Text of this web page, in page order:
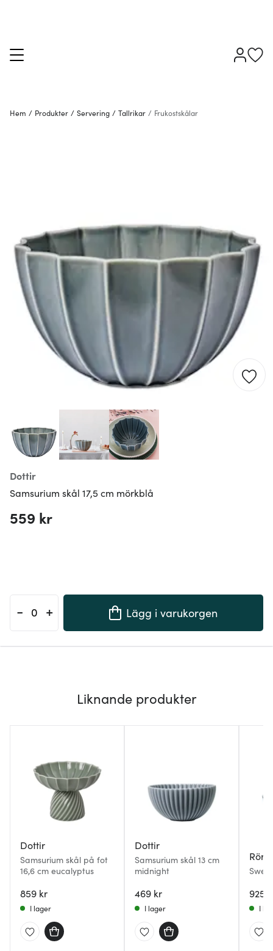
Hem / Produkter / Servering / Tallrikar / Frukostskålar
Dottir
Samsurium skål 17,5 cm mörkblå
559 kr
- + Lägg i varukorgen
Liknande produkter
Dottir
Samsurium skål på fot
16,6 cm eucalyptus
859 kr
I lager
Dottir
Samsurium skål 13 cm
midnight
469 kr
I lager
925
I